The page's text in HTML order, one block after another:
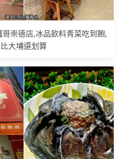
崇德店,冰品飲料青菜吃到飽,
比大埔還划算